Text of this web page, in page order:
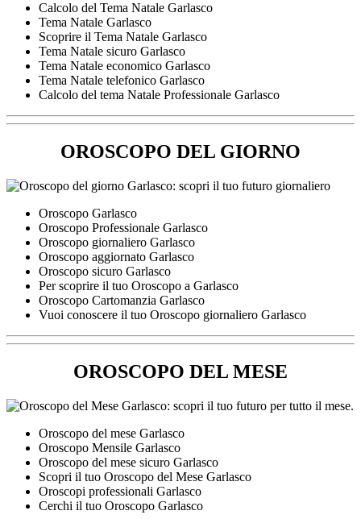
Calcolo del Tema Natale Garlasco
Tema Natale Garlasco
Scoprire il Tema Natale Garlasco
Tema Natale sicuro Garlasco
Tema Natale economico Garlasco
Tema Natale telefonico Garlasco
Calcolo del tema Natale Professionale Garlasco
OROSCOPO DEL GIORNO
Oroscopo Garlasco
Oroscopo Professionale Garlasco
Oroscopo giornaliero Garlasco
Oroscopo aggiornato Garlasco
Oroscopo sicuro Garlasco
Per scoprire il tuo Oroscopo a Garlasco
Oroscopo Cartomanzia Garlasco
Vuoi conoscere il tuo Oroscopo giornaliero Garlasco
OROSCOPO DEL MESE
Oroscopo del mese Garlasco
Oroscopo Mensile Garlasco
Oroscopo del mese sicuro Garlasco
Scopri il tuo Oroscopo del Mese Garlasco
Oroscopi professionali Garlasco
Cerchi il tuo Oroscopo Garlasco